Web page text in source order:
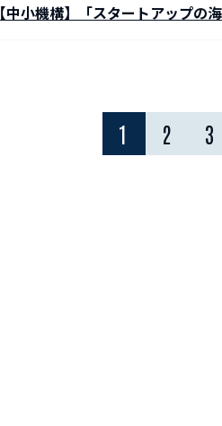
【中小機構】「スタートアップの
1 2 3